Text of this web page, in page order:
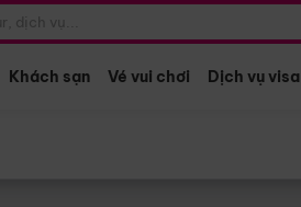
Khách sạn Vé vui chơi Dịch vụ visa